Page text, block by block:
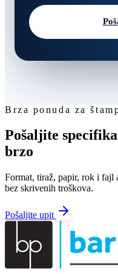
Brza ponuda za
Pošaljite
brzo
Format, tiraž, papir, rok i fajl
bez skrivenih troškova.
Pošaljite upit